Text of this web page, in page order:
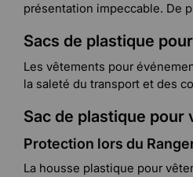
présentation impeccable. De
Sacs de plastique
Les vêtements pour
la saleté du transport et des
Sac de plastique pour
Protection lors du
La housse plastique pour